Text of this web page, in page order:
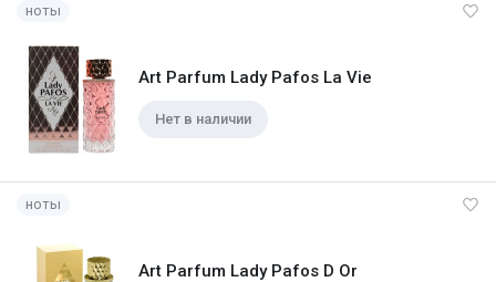
ноты
Art Parfum Lady Pafos La Vie
Нет в наличии
ноты
Art Parfum Lady Pafos D Or